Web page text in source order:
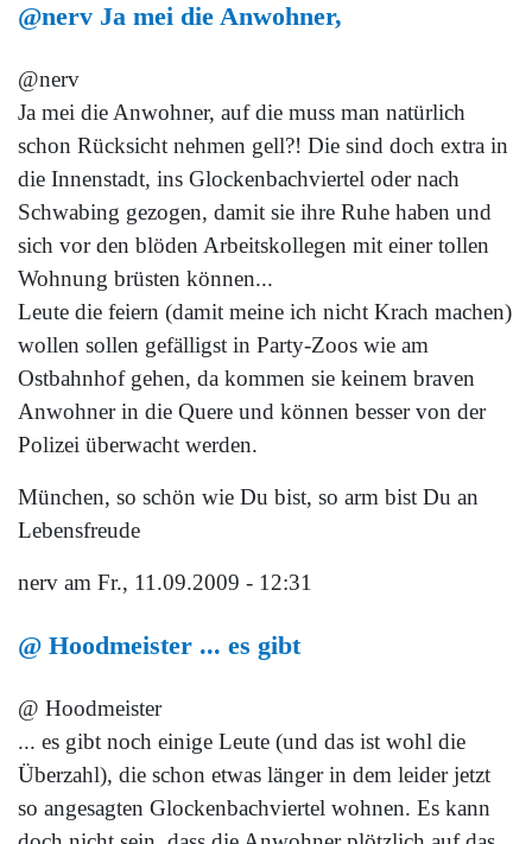
@nerv Ja mei die Anwohner,
@nerv
Ja mei die Anwohner, auf die muss man natürlich
schon Rücksicht nehmen gell?! Die sind doch extra in
die Innenstadt, ins Glockenbachviertel oder nach
Schwabing gezogen, damit sie ihre Ruhe haben und
sich vor den blöden Arbeitskollegen mit einer tollen
Wohnung brüsten können...
Leute die feiern (damit meine ich nicht Krach machen)
wollen sollen gefälligst in Party-Zoos wie am
Ostbahnhof gehen, da kommen sie keinem braven
Anwohner in die Quere und können besser von der
Polizei überwacht werden.
München, so schön wie Du bist, so arm bist Du an
Lebensfreude
nerv am Fr., 11.09.2009 - 12:31
@ Hoodmeister ... es gibt
@ Hoodmeister
... es gibt noch einige Leute (und das ist wohl die
Überzahl), die schon etwas länger in dem leider jetzt
so angesagten Glockenbachviertel wohnen. Es kann